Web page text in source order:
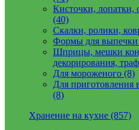
Кисточки, лопатки,
(40)
Скалки, ролики,
Формы для выпечки
Шприцы, мешки
декорирования,
Для мороженого (8)
Для приготовления
(8)
Хранение на кухне (857)